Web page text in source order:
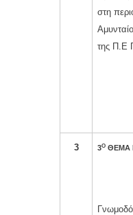
στη
της Π.Ε
3 3Ο ΘΕΜΑ